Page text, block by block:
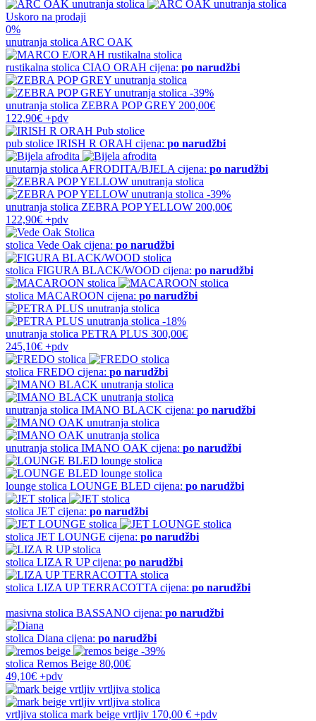
Uskoro na prodaji
0%
unutranja stolica ARC OAK
rustikalna stolica CIAO ORAH cijena: po narudžbi
-39%
unutranja stolica ZEBRA POP GREY 200,00€
122,90€ +pdv
pub stolice IRISH R ORAH cijena: po narudžbi
unutarnja stolica AFRODITA/BJELA cijena: po narudžbi
-39%
unutranja stolica ZEBRA POP YELLOW 200,00€
122,90€ +pdv
stolica Vede Oak cijena: po narudžbi
stolica FIGURA BLACK/WOOD cijena: po narudžbi
stolica MACAROON cijena: po narudžbi
-18%
unutranja stolica PETRA PLUS 300,00€
245,10€ +pdv
stolica FREDO cijena: po narudžbi
unutranja stolica IMANO BLACK cijena: po narudžbi
unutranja stolica IMANO OAK cijena: po narudžbi
lounge stolica LOUNGE BLED cijena: po narudžbi
stolica JET cijena: po narudžbi
stolica JET LOUNGE cijena: po narudžbi
stolica LIZA R UP cijena: po narudžbi
stolica LIZA UP TERRACOTTA cijena: po narudžbi
masivna stolica BASSANO cijena: po narudžbi
stolica Diana cijena: po narudžbi
-39%
stolica Remos Beige 80,00€
49,10€ +pdv
vrtljiva stolica mark beige vrtljiv 170,00 € +pdv